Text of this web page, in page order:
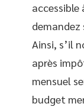
accessible
Ainsi, s’il
après
mensuel
budget